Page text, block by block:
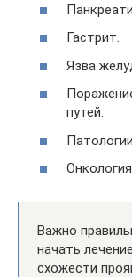
Гастрит.
Язва
путей.
Важно
начать
схожести